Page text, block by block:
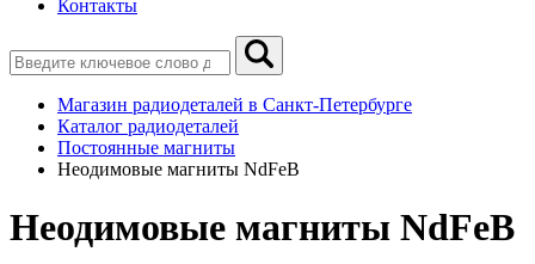
Контакты
Магазин радиодеталей в Санкт-Петербурге
Каталог радиодеталей
Постоянные магниты
Неодимовые магниты NdFeB
Неодимовые магниты NdFeB